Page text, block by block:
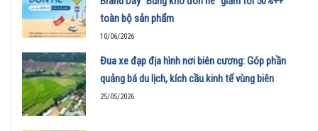
toàn bộ sản phẩm
10/06/2026
Đua xe đạp địa hình nơi biên cương: Góp phần
quảng bá du lịch, kích cầu kinh tế vùng biên
25/05/2026